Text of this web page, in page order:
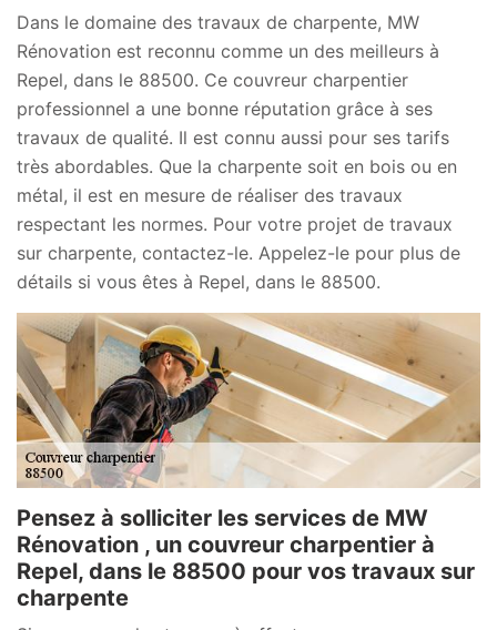
Dans le domaine des travaux de charpente, MW
Rénovation est reconnu comme un des meilleurs à
Repel, dans le 88500. Ce couvreur charpentier
professionnel a une bonne réputation grâce à ses
travaux de qualité. Il est connu aussi pour ses tarifs
très abordables. Que la charpente soit en bois ou en
métal, il est en mesure de réaliser des travaux
respectant les normes. Pour votre projet de travaux
sur charpente, contactez-le. Appelez-le pour plus de
détails si vous êtes à Repel, dans le 88500.
Pensez à solliciter les services de MW
Rénovation , un couvreur charpentier à
Repel, dans le 88500 pour vos travaux sur
charpente